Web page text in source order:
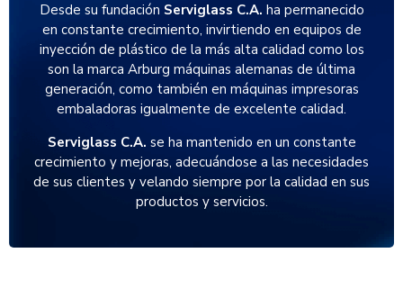
Desde su fundación Serviglass C.A. ha permanecido
en constante crecimiento, invirtiendo en equipos de
inyección de plástico de la más alta calidad como los
son la marca Arburg máquinas alemanas de última
generación, como también en máquinas impresoras
embaladoras igualmente de excelente calidad.
Serviglass C.A. se ha mantenido en un constante
crecimiento y mejoras, adecuándose a las necesidades
de sus clientes y velando siempre por la calidad en sus
productos y servicios.